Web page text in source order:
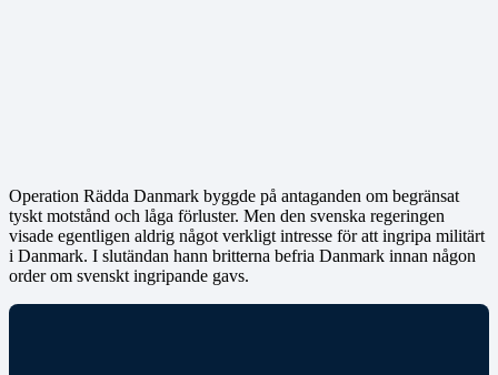
Operation Rädda Danmark byggde på antaganden om begränsat
tyskt motstånd och låga förluster. Men den svenska regeringen
visade egentligen aldrig något verkligt intresse för att ingripa militärt
i Danmark. I slutändan hann britterna befria Danmark innan någon
order om svenskt ingripande gavs.